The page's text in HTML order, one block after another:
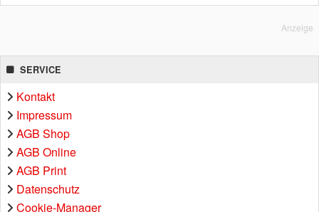
Anzeige
SERVICE
Kontakt
Impressum
AGB Shop
AGB Online
AGB Print
Datenschutz
Cookie-Manager